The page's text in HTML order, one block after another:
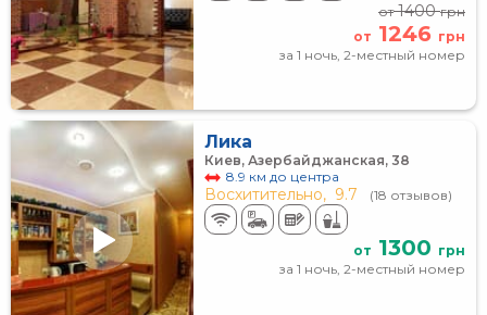
от1400грн
от 1246 грн
за 1 ночь, 2-местный номер
Лика
Киев, Азербайджанская, 38
8.9 км до центра
Восхитительно, 9.7 (18 отзывов)
от 1300 грн
за 1 ночь, 2-местный номер